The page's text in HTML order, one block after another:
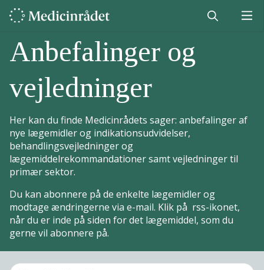
Anbefalinger og
vejledninger
Her kan du finde Medicinrådets sager: anbefalinger af
nye lægemidler og indikationsudvidelser,
behandlingsvejledninger og
lægemiddelrekommandationer samt vejledninger til
primær sektor.
Du kan abonnere på de enkelte lægemidler og
modtage ændringerne via e-mail. Klik på rss-ikonet,
når du er inde på siden for det lægemiddel, som du
gerne vil abonnere på.